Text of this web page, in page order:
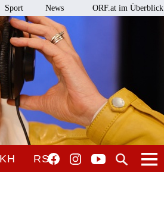
Sport News ORF.at im Überblick
RSO